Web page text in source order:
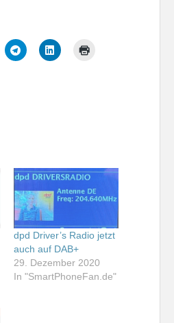
dpd Driver’s Radio jetzt
auch auf DAB+
29. Dezember 2020
In "SmartPhoneFan.de"